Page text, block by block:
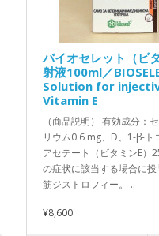
バイオセレット（ビ
射液100ml／
Solution for
Vitamin E
（商品説明） 有効成分：
リウム0.6 mg、D、1-β-ト
アセテート（ビタミンE）
の症状に該当する場合に投
筋ジストロフィー。 ..
¥8,600